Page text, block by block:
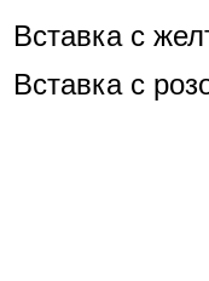
Вставка с
Вставка с